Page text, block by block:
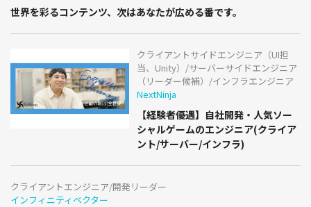
世界を彩るコンテンツ、次はあなたが広める番です。
クライアントサイドエンジニア（UI担
当、Unity）/サーバーサイドエンジニア
（リーダー候補）/インフラエンジニア
NextNinja
【経験者優遇】自社開発・人気ソー
シャルゲームのエンジニア(クライア
ント/サーバー/インフラ)
クライアントエンジニア/開発リーダー
インフィニティベクター